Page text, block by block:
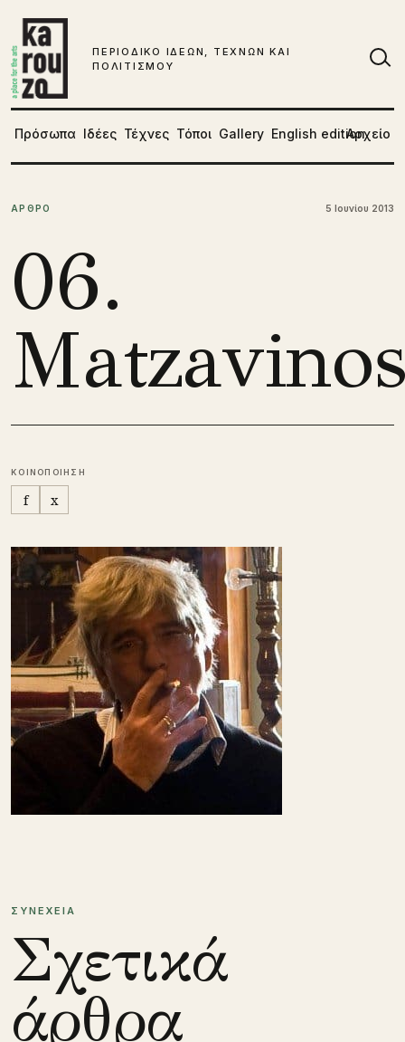
ΠΕΡΙΟΔΙΚΟ ΙΔΕΩΝ, ΤΕΧΝΩΝ ΚΑΙ
ΠΟΛΙΤΙΣΜΟΥ
Πρόσωπα Ιδέες Τέχνες Τόποι Gallery English editionΑρχείο
ΑΡΘΡΟ 5 Ιουνίου 2013
06.
ΚΟΙΝΟΠΟΙΗΣΗ
f x
ΣΥΝΕΧΕΙΑ
Σχετικά
άρθρα